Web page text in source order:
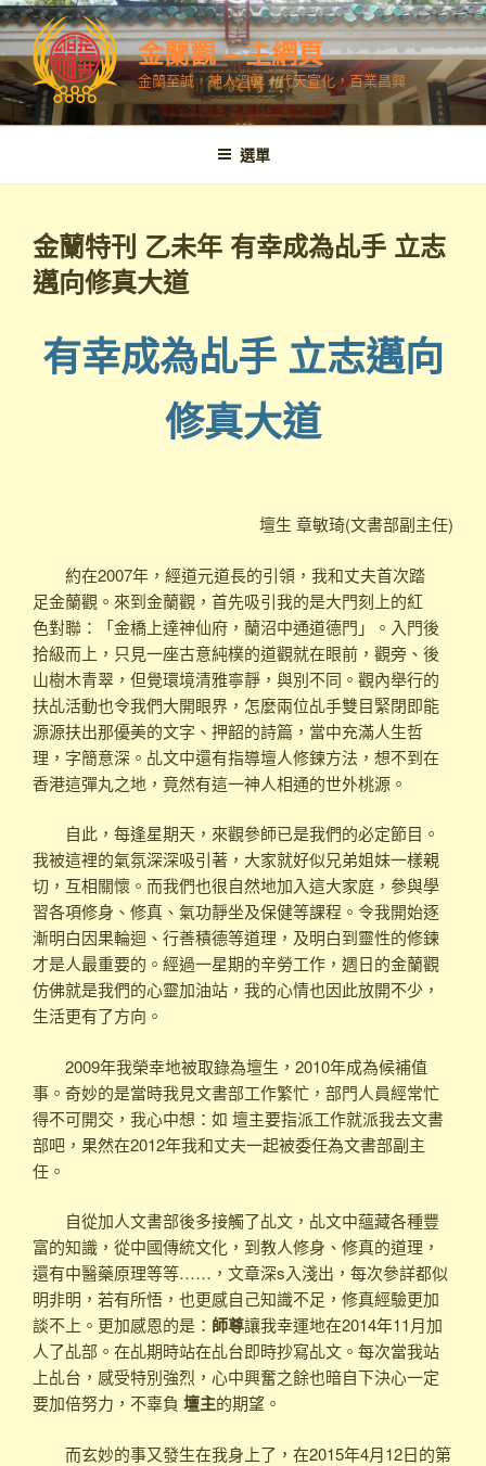
跳
至
內
容
金蘭觀 – 主網頁
金蘭至誠，神人溫馨，代天宣化，百業昌興
選單
金蘭特刊 乙未年 有幸成為乩手 立志
邁向修真大道
有幸成為乩手 立志邁向
修真大道
壇生 章敏琦(文書部副主任)
約在2007年，經道元道長的引領，我和丈夫首次踏
足金蘭觀。來到金蘭觀，首先吸引我的是大門刻上的紅
色對聯：「金橋上達神仙府，蘭沼中通道德門」。入門後
拾級而上，只見一座古意純樸的道觀就在眼前，觀旁、後
山樹木青翠，但覺環境清雅寧靜，與別不同。觀內舉行的
扶乩活動也令我們大開眼界，怎麼兩位乩手雙目緊閉即能
源源扶出那優美的文字、押韶的詩篇，當中充滿人生哲
理，字簡意深。乩文中還有指導壇人修鍊方法，想不到在
香港這彈丸之地，竟然有這一神人相通的世外桃源。
自此，每逢星期天，來觀參師已是我們的必定節目。
我被這裡的氣氛深深吸引著，大家就好似兄弟姐妹一樣親
切，互相關懷。而我們也很自然地加入這大家庭，參與學
習各項修身、修真、氣功靜坐及保健等課程。令我開始逐
漸明白因果輪迴、行善積德等道理，及明白到靈性的修鍊
才是人最重要的。經過一星期的辛勞工作，週日的金蘭觀
仿佛就是我們的心靈加油站，我的心情也因此放開不少，
生活更有了方向。
2009年我榮幸地被取錄為壇生，2010年成為候補值
事。奇妙的是當時我見文書部工作繁忙，部門人員經常忙
得不可開交，我心中想：如 壇主要指派工作就派我去文書
部吧，果然在2012年我和丈夫一起被委任為文書部副主
任。
自從加人文書部後多接觸了乩文，乩文中蘊藏各種豐
富的知識，從中國傳統文化，到教人修身、修真的道理，
還有中醫藥原理等等……，文章深s入淺出，每次參詳都似
明非明，若有所悟，也更感自己知識不足，修真經驗更加
談不上。更加感恩的是： 師尊讓我幸運地在2014年11月加
人了乩部。在乩期時站在乩台即時抄寫乩文。每次當我站
上乩台，感受特別強烈，心中興奮之餘也暗自下決心一定
要加倍努力，不辜負 壇主的期望。
而玄妙的事又發生在我身上了，在2015年4月12日的第